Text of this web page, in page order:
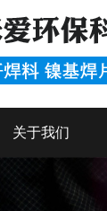
关于我们